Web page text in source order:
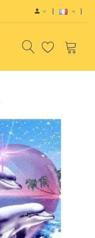
Disposable Vapes